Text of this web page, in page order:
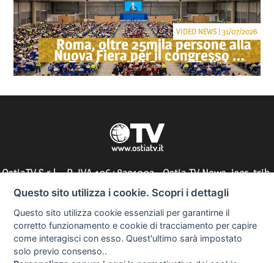
Roma, oltre 25mila persone alla
Nuova Fiera per il congresso dei
Testimoni di Geova "Felici per
sempre"
VIDEO NEWS | 31/07/2026
OstiaTV S.r.l. - P. IVA 10648291002 - Ostia TV News, iscr. trib.
di Roma n° 197/2010 - direttore responsabile: Silvia Tocci
Informazioni utili
Questo sito utilizza i cookie. Scopri i dettagli
Questo sito utilizza cookie essenziali per garantirne il
corretto funzionamento e cookie di tracciamento per capire
come interagisci con esso. Quest'ultimo sarà impostato
solo previo consenso..